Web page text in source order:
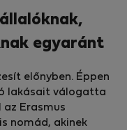
egyaránt
előnyben. Éppen
lakásait válogatta
az Erasmus
nomád, akinek